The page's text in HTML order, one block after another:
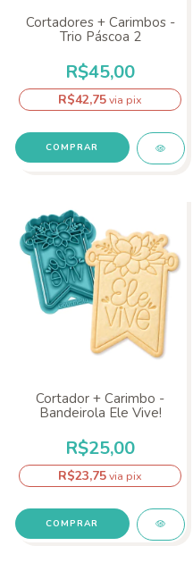
Cortadores + Carimbos -
Trio Páscoa 2
R$45,00
R$42,75via pix
Cortador + Carimbo -
Bandeirola Ele Vive!
R$25,00
R$23,75via pix
COMPRAR